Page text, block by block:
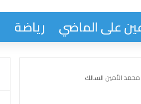
على الماضي رياضة
الأمين السالك